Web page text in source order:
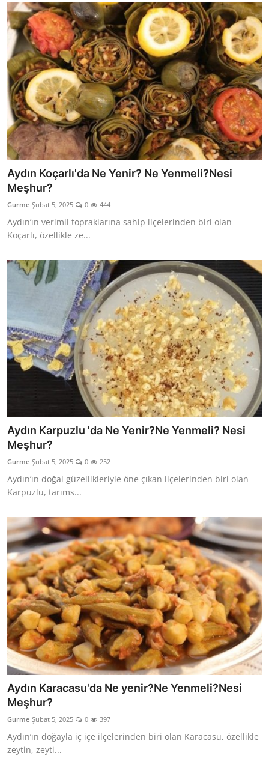
Aydın Koçarlı'da Ne Yenir? Ne Yenmeli?Nesi
Meşhur?
Gurme Şubat 5, 2025 0 444
Aydın’ın verimli topraklarına sahip ilçelerinden biri olan
Koçarlı, özellikle ze...
Aydın Karpuzlu 'da Ne Yenir?Ne Yenmeli? Nesi
Meşhur?
Gurme Şubat 5, 2025 0 252
Aydın’ın doğal güzellikleriyle öne çıkan ilçelerinden biri olan
Karpuzlu, tarıms...
Aydın Karacasu'da Ne yenir?Ne Yenmeli?Nesi
Meşhur?
Gurme Şubat 5, 2025 0 397
Aydın’ın doğayla iç içe ilçelerinden biri olan Karacasu, özellikle
zeytin, zeyti...